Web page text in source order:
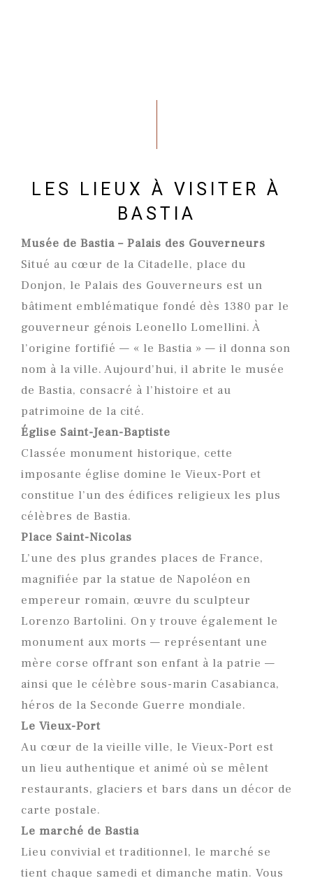
LES LIEUX À VISITER À
BASTIA
Musée de Bastia – Palais des Gouverneurs
Situé au cœur de la Citadelle, place du
Donjon, le Palais des Gouverneurs est un
bâtiment emblématique fondé dès 1380 par le
gouverneur génois Leonello Lomellini. À
l’origine fortifié — « le Bastia » — il donna son
nom à la ville. Aujourd’hui, il abrite le musée
de Bastia, consacré à l’histoire et au
patrimoine de la cité.
Église Saint-Jean-Baptiste
Classée monument historique, cette
imposante église domine le Vieux-Port et
constitue l’un des édifices religieux les plus
célèbres de Bastia.
Place Saint-Nicolas
L’une des plus grandes places de France,
magnifiée par la statue de Napoléon en
empereur romain, œuvre du sculpteur
Lorenzo Bartolini. On y trouve également le
monument aux morts — représentant une
mère corse offrant son enfant à la patrie —
ainsi que le célèbre sous-marin Casabianca,
héros de la Seconde Guerre mondiale.
Le Vieux-Port
Au cœur de la vieille ville, le Vieux-Port est
un lieu authentique et animé où se mêlent
restaurants, glaciers et bars dans un décor de
carte postale.
Le marché de Bastia
Lieu convivial et traditionnel, le marché se
tient chaque samedi et dimanche matin. Vous